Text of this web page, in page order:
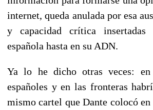
internet, queda anulada por esa
y capacidad crítica insertadas
española hasta en su ADN.
Ya lo he dicho otras veces: en
españoles y en las fronteras
mismo cartel que Dante colocó en